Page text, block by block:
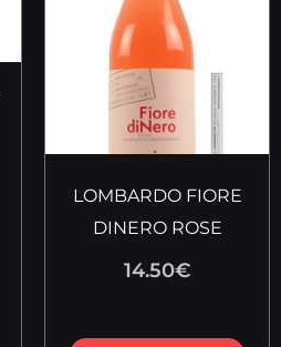
LOMBARDO FIORE
DINERO ROSE
14.50€